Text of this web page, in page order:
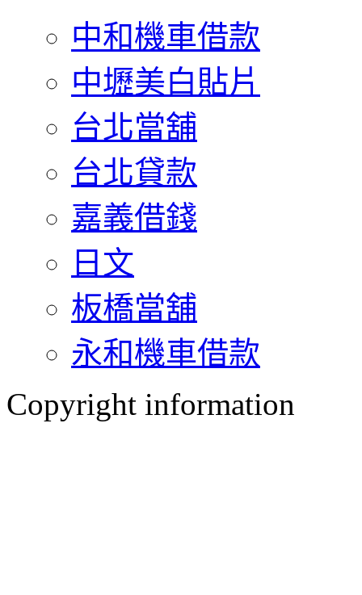
中和機車借款
中壢美白貼片
台北當舖
台北貸款
嘉義借錢
日文
板橋當舖
永和機車借款
Copyright information